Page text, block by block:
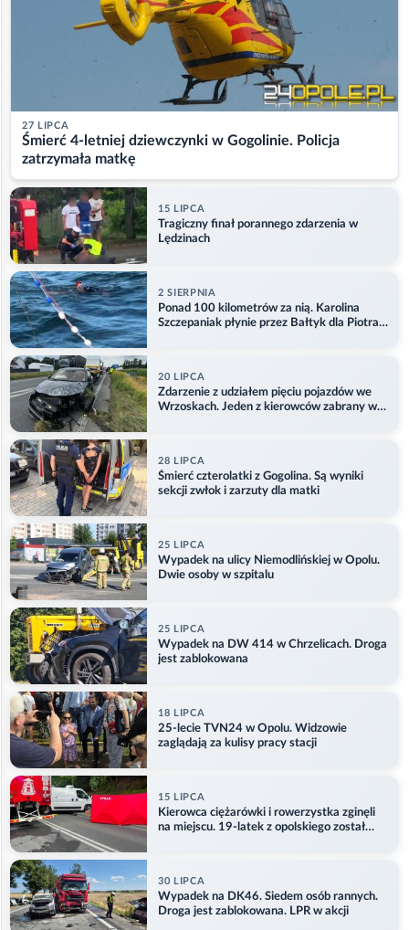
27 LIPCA
Śmierć 4-letniej dziewczynki w Gogolinie. Policja
zatrzymała matkę
15 LIPCA
Tragiczny finał porannego zdarzenia w
Lędzinach
2 SIERPNIA
Ponad 100 kilometrów za nią. Karolina
Szczepaniak płynie przez Bałtyk dla Piotra.
20 LIPCA
Zdarzenie z udziałem pięciu pojazdów we
Wrzoskach. Jeden z kierowców zabrany w
28 LIPCA
Śmierć czterolatki z Gogolina. Są wyniki
sekcji zwłok i zarzuty dla matki
25 LIPCA
Wypadek na ulicy Niemodlińskiej w Opolu.
Dwie osoby w szpitalu
25 LIPCA
Wypadek na DW 414 w Chrzelicach. Droga
jest zablokowana
18 LIPCA
25-lecie TVN24 w Opolu. Widzowie
zaglądają za kulisy pracy stacji
15 LIPCA
Kierowca ciężarówki i rowerzystka zginęli
na miejscu. 19-latek z opolskiego został
30 LIPCA
Wypadek na DK46. Siedem osób rannych.
Droga jest zablokowana. LPR w akcji